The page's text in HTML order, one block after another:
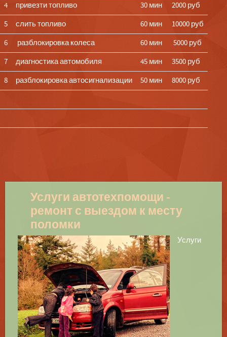
4 привезти топливо 30 мин 2000 руб
5 слить топливо 60 мин 10000 руб
6 разблокировка колеса 60 мин 5000 руб
7 диагностика автомобиля 45 мин 3500 руб
8 разблокировка автосигнализации 50 мин 8000 руб
Услуги автотехпомощи -
ремонт с выездом к месту
поломки
Услуги